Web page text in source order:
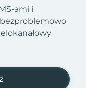
ami i